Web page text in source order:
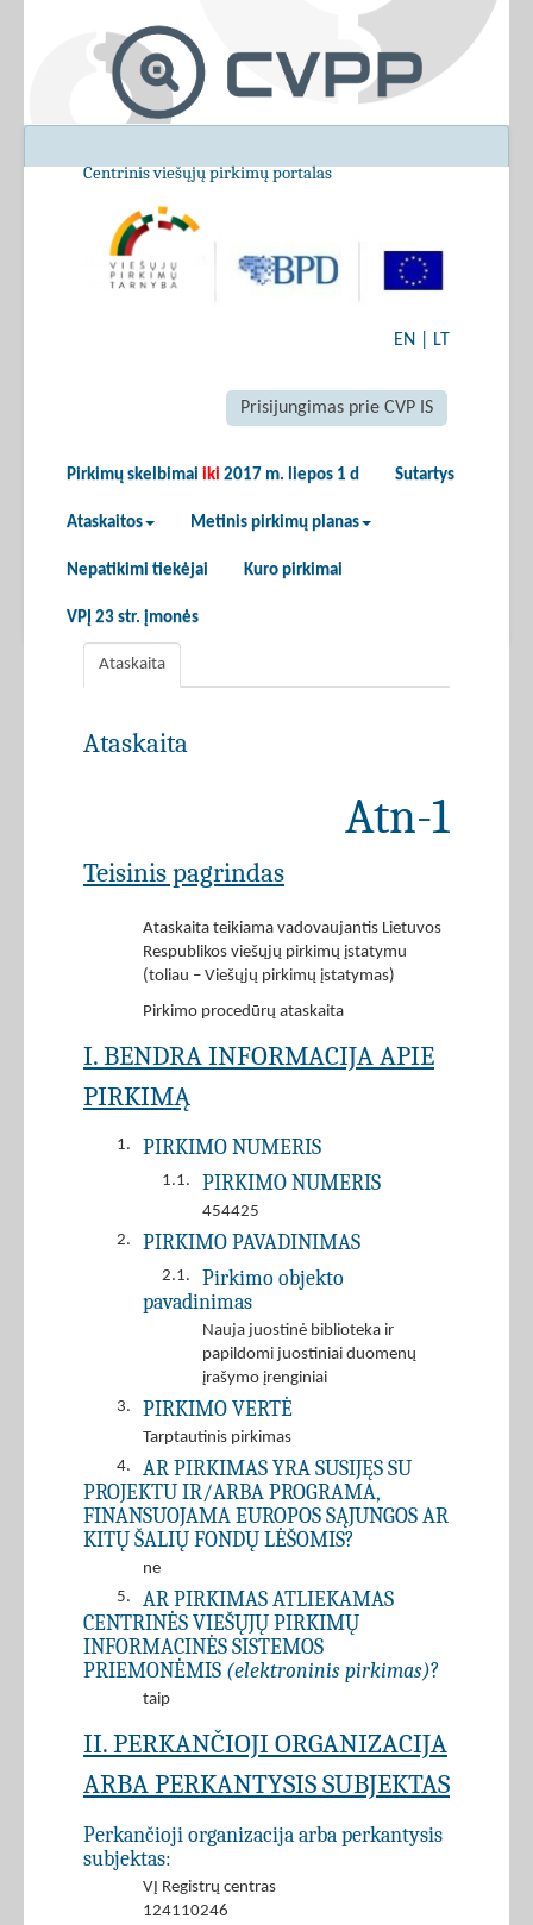
Centrinis viešųjų pirkimų portalas
EN LT
Prisijungimas prie CVP IS
Pirkimų skelbimai iki 2017 m. liepos 1 d Sutartys
Ataskaitos Metinis pirkimų planas
Nepatikimi tiekėjai Kuro pirkimai
VPĮ 23 str. įmonės
Ataskaita
Ataskaita
Atn-1
Teisinis pagrindas
Ataskaita teikiama vadovaujantis Lietuvos
Respublikos viešųjų pirkimų įstatymu
(toliau – Viešųjų pirkimų įstatymas)
Pirkimo procedūrų ataskaita
I. BENDRA INFORMACIJA APIE
PIRKIMĄ
1. PIRKIMO NUMERIS
1.1. PIRKIMO NUMERIS
454425
2.
PIRKIMO PAVADINIMAS
2.1.
Pirkimo objekto
pavadinimas
Nauja juostinė biblioteka ir
papildomi juostiniai duomenų
įrašymo įrenginiai
3.
PIRKIMO VERTĖ
Tarptautinis pirkimas
4.
AR PIRKIMAS YRA SUSIJĘS SU
PROJEKTU IR/ARBA PROGRAMA,
FINANSUOJAMA EUROPOS SĄJUNGOS AR
KITŲ ŠALIŲ FONDŲ LĖŠOMIS?
ne
5.
AR PIRKIMAS ATLIEKAMAS
CENTRINĖS VIEŠŲJŲ PIRKIMŲ
INFORMACINĖS SISTEMOS
PRIEMONĖMIS (elektroninis pirkimas)?
taip
II. PERKANČIOJI ORGANIZACIJA
ARBA PERKANTYSIS SUBJEKTAS
Perkančioji organizacija arba perkantysis
subjektas:
VĮ Registrų centras
124110246